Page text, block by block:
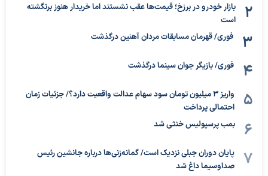
بازار خودرو در برزخ؛ قیمت‌ها عقب نشستند اما خریدار هنوز برنگشته
است
فوری/ قهرمان مسابقات مردان آهنین درگذشت
فوری/ بازیگر جوان سینما درگذشت
واریز ۳ میلیون تومان سود سهام عدالت واقعیت دارد؟/ جزئیات زمان
احتمالی پرداخت
بمب پرسپولیس خنثی شد
پایان دوران جبلی نزدیک است/ گمانه‌زنی‌ها درباره جانشین رئیس
صداوسیما داغ شد